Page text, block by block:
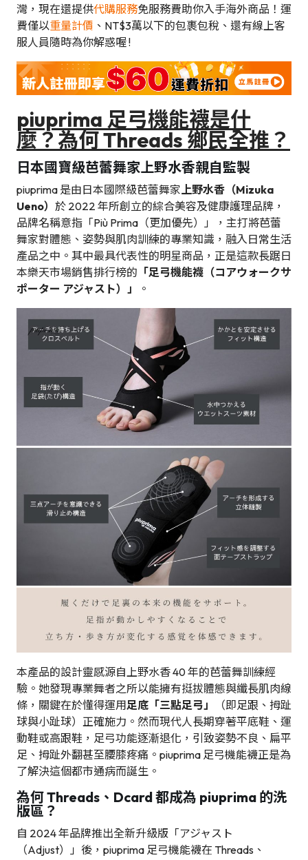
灣，現在還提供代購服務免服務費助你入手海外商品！運
費僅以重量計價 、NT$3萬以下的包裹包稅、還有線上客
服人員隨時為你解惑喔 !
piuprima 足弓機能襪是什
麼？為何 Threads 鄉民全推？
日本國寶級芭蕾舞家上野水香親自監製
piuprima 是由日本國際級芭蕾舞家上野水香（Mizuka
Ueno） 於 2022 年所創立的綜合美容及健康護理品牌，
品牌名稱意指「Più Prima（更加優先）」，主打將芭蕾
舞家對體態、姿勢與肌肉訓練的專業知識，融入日常生活
產品之中。其中最具代表性的明星商品，正是這款長踞日
本樂天市場銷售排行榜的 「足弓機能襪（コアウォークサ
ポーター アジャスト）」
。
本產品的設計靈感源自上野水香 40 年的芭蕾舞訓練經
驗。她發現專業舞者之所以能擁有挺拔體態與纖長肌肉線
條，關鍵在於懂得運用足底「三點足弓」
（即足跟、拇趾
球與小趾球）正確施力。然而現代人長期穿著平底鞋、運
動鞋或高跟鞋，足弓功能逐漸退化，引致姿勢不良、扁平
足、拇趾外翻甚至腰膝疼痛。piuprima 足弓機能襪正是為
了解決這個都市通病而誕生。
為何 Threads、Dcard 都成為 piuprima 的洗
版區？
自 2024 年品牌推出全新升級版「アジャスト
（Adjust）」後，piuprima 足弓機能襪在 Threads、